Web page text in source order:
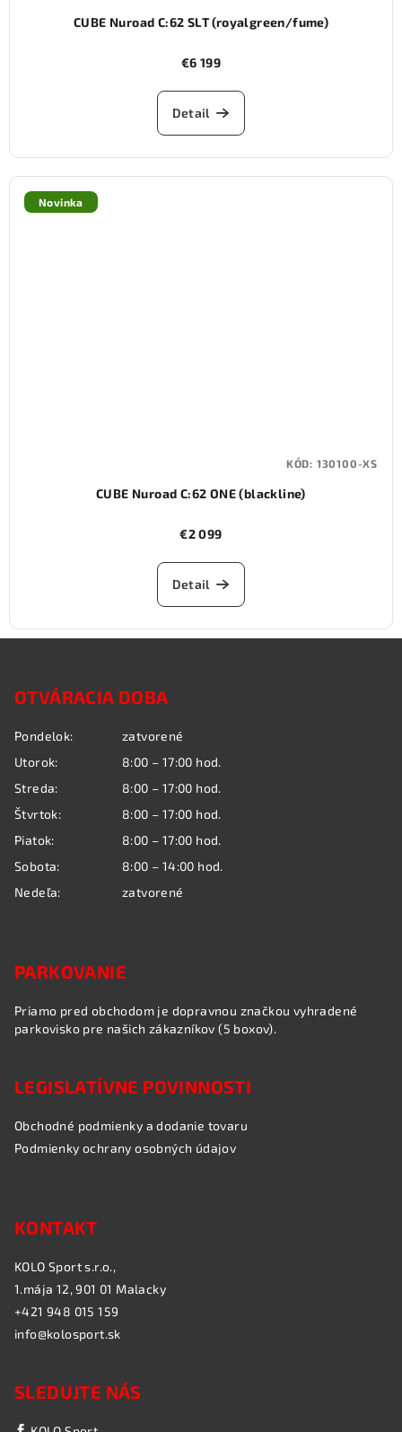
CUBE Nuroad C:62 SLT (royalgreen/fume)
€6 199
Detail
Novinka
CUBE Nuroad C:62 ONE (blackline)
€2 099
Detail
KÓD: 130100-XS
OTVÁRACIA DOBA
Pondelok:
zatvorené
Utorok:
8:00 – 17:00 hod.
Streda:
8:00 – 17:00 hod.
Štvrtok:
8:00 – 17:00 hod.
Piatok:
8:00 – 17:00 hod.
Sobota:
8:00 – 14:00 hod.
Nedeľa:
zatvorené
PARKOVANIE
Priamo pred obchodom je dopravnou značkou vyhradené
parkovisko pre našich zákazníkov (5 boxov).
LEGISLATÍVNE POVINNOSTI
Obchodné podmienky a dodanie tovaru
Podmienky ochrany osobných údajov
KONTAKT
KOLO Sport s.r.o.,
1.mája 12, 901 01 Malacky
+421 948 015 159
info@kolosport.sk
SLEDUJTE NÁS